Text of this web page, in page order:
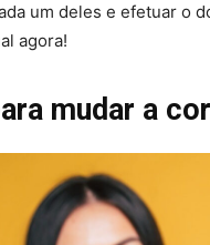
um deles e efetuar o
agora!
mudar a